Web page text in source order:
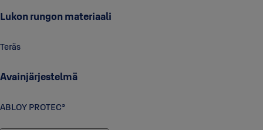
Lukon rungon materiaali
Teräs
Avainjärjestelmä
ABLOY PROTEC²